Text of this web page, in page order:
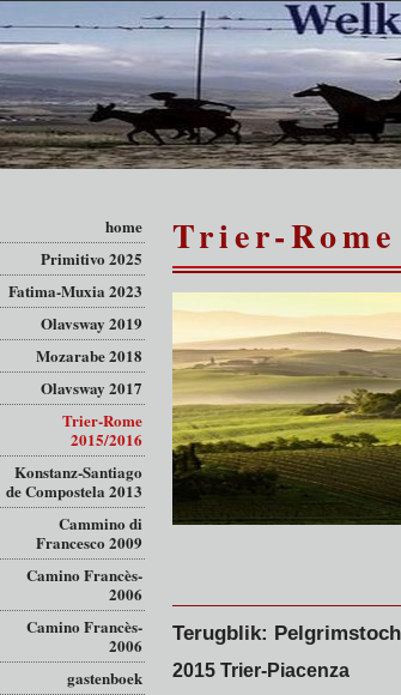
home
Primitivo 2025
Fatima-Muxia 2023
Olavsway 2019
Mozarabe 2018
Olavsway 2017
Trier-Rome
2015/2016
Konstanz-Santiago
de Compostela 2013
Cammino di
Francesco 2009
Camino Francès-
2006
Camino Francès-
2006
gastenboek
Trier-
Terugblik:
2015 Trier-Piacenza